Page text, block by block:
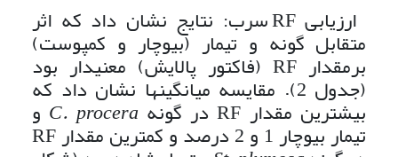
ارزیابی RF سرب: نتایج نشان داد که اثر
متقابل گونه و تیمار (بیوچار و کمپوست)
برمقدار RF (فاکتور پالایش) معنی­دار بود
(جدول 2). مقایسه میانگین­ها نشان داد که
بیشترین مقدار RF در گونه C. procera و
تیمار بیوچار 1 و 2 درصد و کمترین مقدار RF